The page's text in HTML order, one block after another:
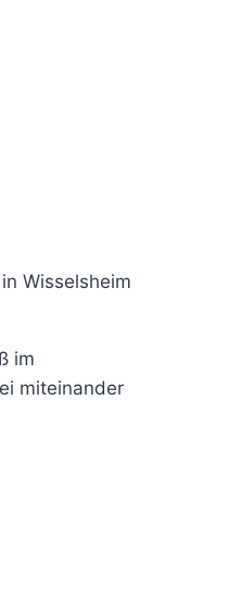
Wisselsheim
im
miteinander